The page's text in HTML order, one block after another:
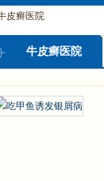
皮癣医院
牛皮癣医院